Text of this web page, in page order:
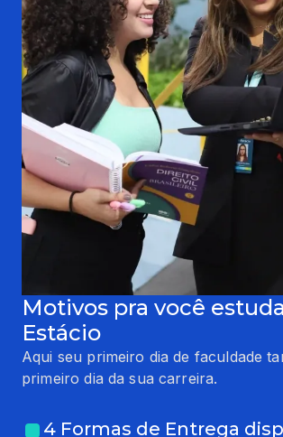
Motivos pra você
Estácio
Aqui seu primeiro dia de faculdade
primeiro dia da sua carreira.
4 Formas de Entrega